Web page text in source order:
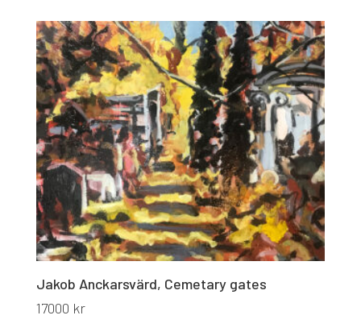
Jakob Anckarsvärd, Cemetary gates
17000 kr